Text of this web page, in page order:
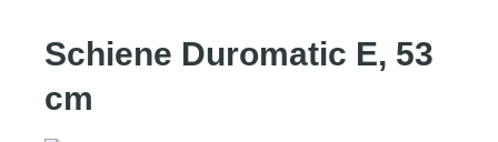
Schiene Duromatic E, 53
cm